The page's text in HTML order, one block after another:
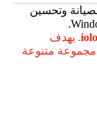
وتحسين
. يهدف
مجموعة متنوعة